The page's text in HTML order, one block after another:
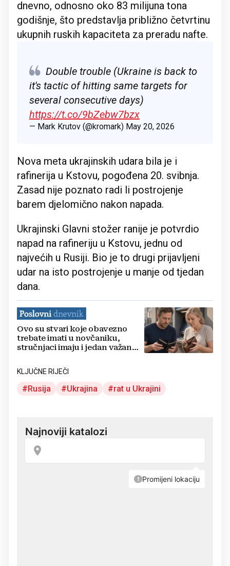
dnevno, odnosno oko 83 milijuna tona
godišnje, što predstavlja približno četvrtinu
ukupnih ruskih kapaciteta za preradu nafte.
Double trouble (Ukraine is back to
it's tactic of hitting same targets for
several consecutive days)
https://t.co/9bZebw7bzx
— Mark Krutov (@kromark) May 20, 2026
Nova meta ukrajinskih udara bila je i
rafinerija u Kstovu, pogođena 20. svibnja.
Zasad nije poznato radi li postrojenje
barem djelomično nakon napada.
Ukrajinski Glavni stožer ranije je potvrdio
napad na rafineriju u Kstovu, jednu od
najvećih u Rusiji. Bio je to drugi prijavljeni
udar na isto postrojenje u manje od tjedan
dana.
Ovo su stvari koje obavezno
trebate imati u novčaniku,
stručnjaci imaju i jedan važan
KLJUČNE RIJEČI
Rusija Ukrajina rat u Ukrajini